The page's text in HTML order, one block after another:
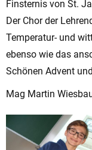
Finsternis von St.
Der Chor der
Temperatur- und
ebenso wie das
Schönen Advent
Mag Martin